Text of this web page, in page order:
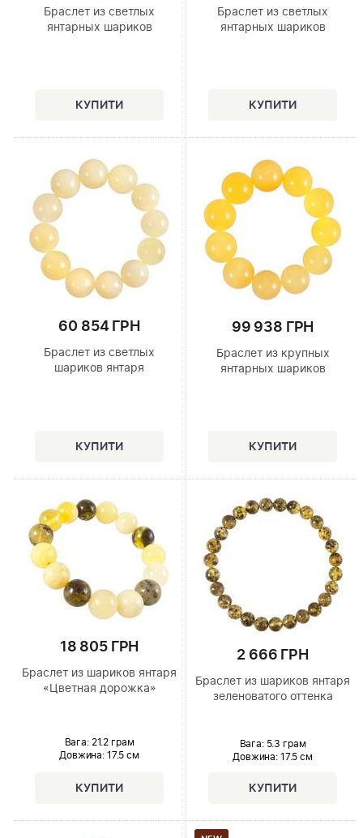
Браслет из светлых
янтарных шариков
Браслет из светлых
янтарных шариков
60 854 ГРН
Браслет из светлых
шариков янтаря
99 938 ГРН
Браслет из крупных
янтарных шариков
18 805 ГРН
Браслет из шариков янтаря
«Цветная дорожка»
Вага: 21.2 грам
Довжина: 17.5 см
2 666 ГРН
Браслет из шариков янтаря
зеленоватого оттенка
Вага: 5.3 грам
Довжина: 17.5 см